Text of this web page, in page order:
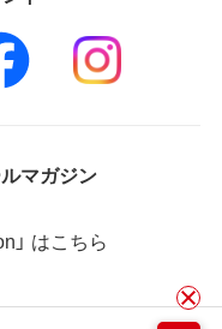
マガジン
」 はこちら